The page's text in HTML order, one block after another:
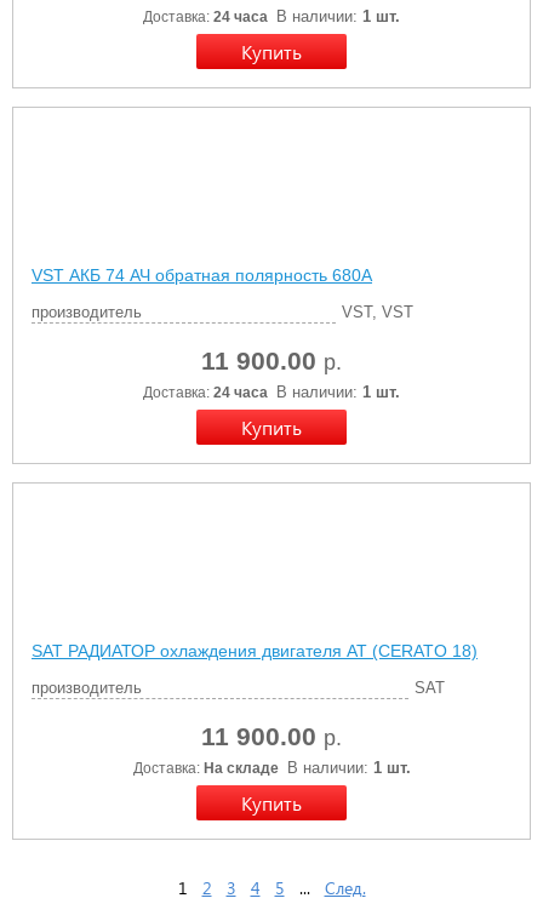
Доставка: 24 часа В наличии: 1 шт.
VST АКБ 74 АЧ обратная полярность 680A
производитель VST, VST
11 900.00 р.
Доставка: 24 часа В наличии: 1 шт.
SAT РАДИАТОР охлаждения двигателя AT (CERATO 18)
производитель SAT
11 900.00 р.
Доставка: На складе В наличии: 1 шт.
1 2 3 4 5 ... След.